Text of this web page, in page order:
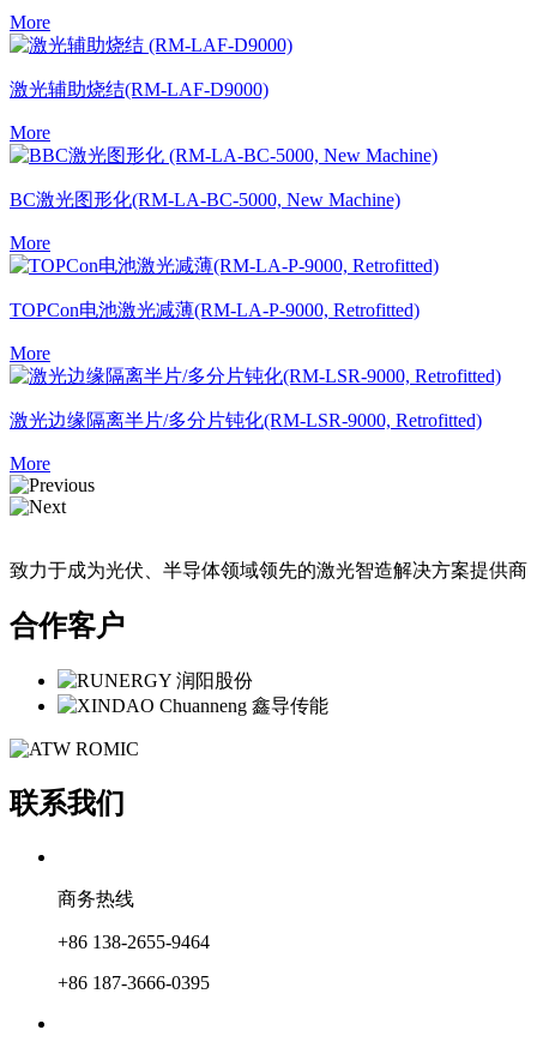
More
激光辅助烧结(RM-LAF-D9000)
More
BC激光图形化(RM-LA-BC-5000, New Machine)
More
TOPCon电池激光减薄(RM-LA-P-9000, Retrofitted)
More
激光边缘隔离半片/多分片钝化(RM-LSR-9000, Retrofitted)
More
致力于成为光伏、半导体领域领先的激光智造解决方案提供商
合作客户
联系我们
商务热线
+86 138-2655-9464
+86 187-3666-0395